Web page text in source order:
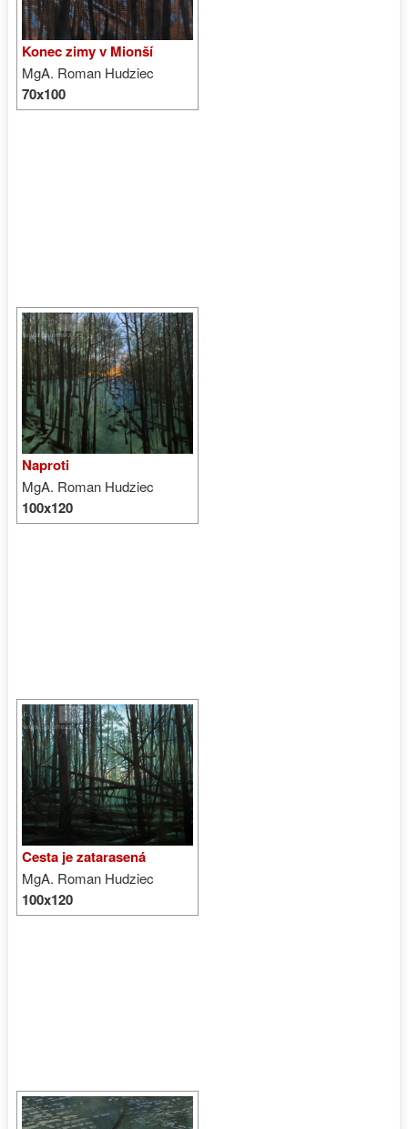
Konec zimy v Mionší
MgA. Roman Hudziec
70x100
Naproti
MgA. Roman Hudziec
100x120
Cesta je zatarasená
MgA. Roman Hudziec
100x120